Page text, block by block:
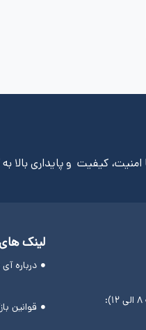
کیفیت و پایداری بالا
تماس تلفنی (شنبه الی چهارشنبه ۸ الی ۱۴-پنجشنبه ۸ الی ۱۲):
لینک
درباره
قوانین